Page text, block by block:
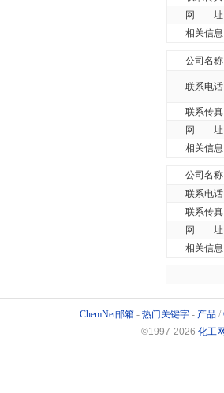
网 址
相关信息
公司名称
联系电话
联系传真
网 址
相关信息
公司名称
联系电话
联系传真
网 址
相关信息
ChemNet邮箱 - 热门关键字 - 产品 /
©1997-2026 化工